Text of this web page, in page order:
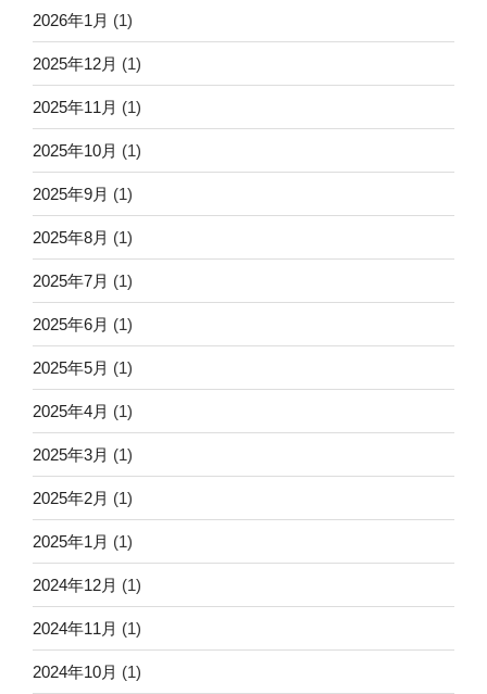
2026年1月 (1)
2025年12月 (1)
2025年11月 (1)
2025年10月 (1)
2025年9月 (1)
2025年8月 (1)
2025年7月 (1)
2025年6月 (1)
2025年5月 (1)
2025年4月 (1)
2025年3月 (1)
2025年2月 (1)
2025年1月 (1)
2024年12月 (1)
2024年11月 (1)
2024年10月 (1)